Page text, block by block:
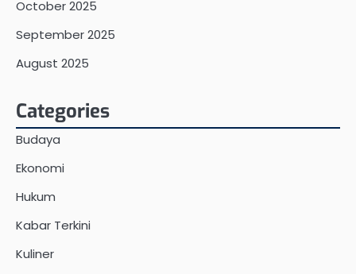
October 2025
September 2025
August 2025
Categories
Budaya
Ekonomi
Hukum
Kabar Terkini
Kuliner